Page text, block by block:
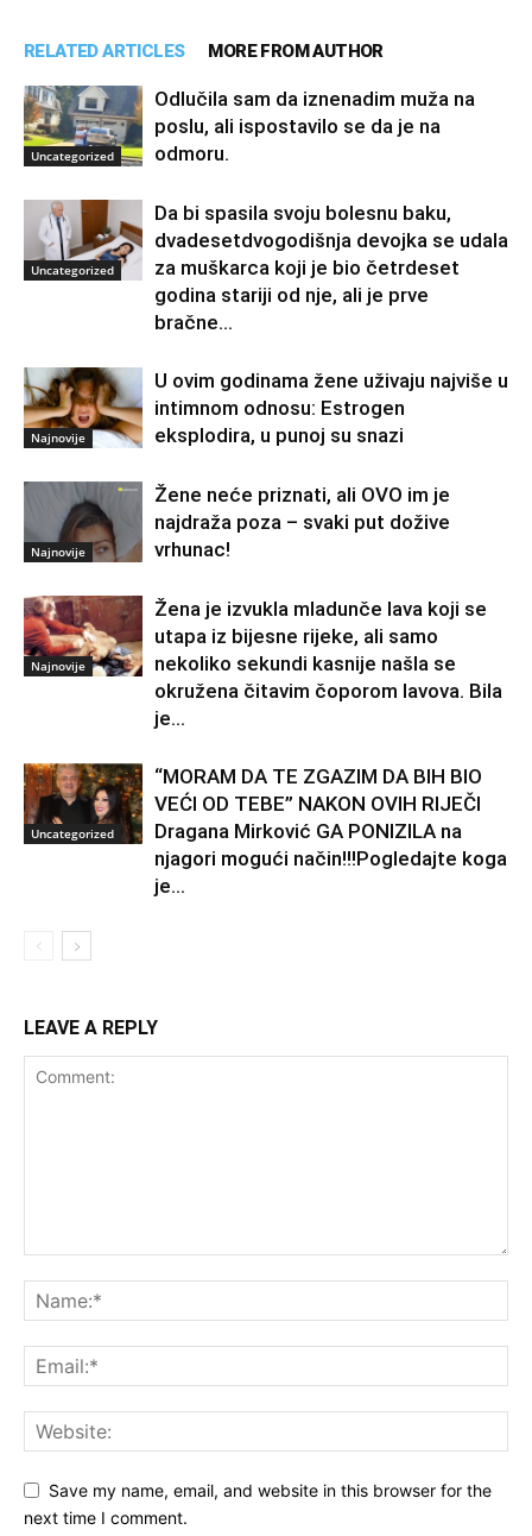
RELATED ARTICLES MORE FROM AUTHOR
Uncategorized
Odlučila sam da iznenadim muža na
poslu, ali ispostavilo se da je na
odmoru.
Uncategorized
Da bi spasila svoju bolesnu baku,
dvadesetdvogodišnja devojka se udala
za muškarca koji je bio četrdeset
godina stariji od nje, ali je prve
bračne...
Najnovije
U ovim godinama žene uživaju najviše u
intimnom odnosu: Estrogen
eksplodira, u punoj su snazi
Najnovije
Žene neće priznati, ali OVO im je
najdraža poza – svaki put dožive
vrhunac!
Najnovije
Žena je izvukla mladunče lava koji se
utapa iz bijesne rijeke, ali samo
nekoliko sekundi kasnije našla se
okružena čitavim čoporom lavova. Bila
je...
Uncategorized
“MORAM DA TE ZGAZIM DA BIH BIO
VEĆI OD TEBE” NAKON OVIH RIJEČI
Dragana Mirković GA PONIZILA na
njagori mogući način!!!Pogledajte koga
je...
LEAVE A REPLY
Save my name, email, and website in this browser for the
next time I comment.